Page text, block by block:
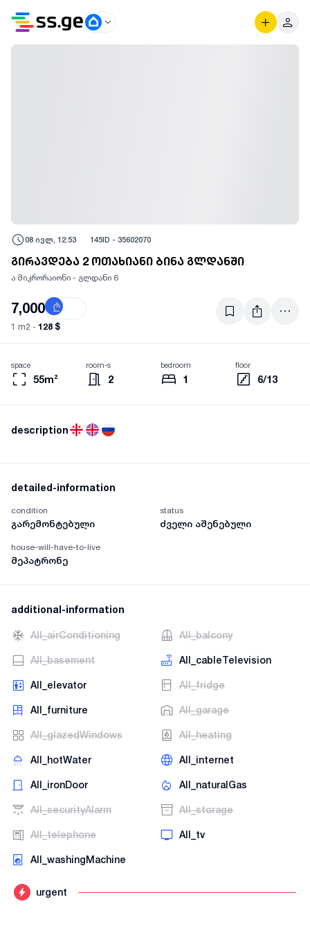
08 ივლ, 12:53 145ID - 35602070
გირავდება 2 ოთახიანი ბინა გლდანში
ა მიკრორაიონი - გლდანი 6
7,000 ₾
1 m2 - 128 $
55m²
space
2
room-s
1
bedroom
6/13
floor
description
detailed-information
condition
გარემონტებული
status
ძველი აშენებული
house-will-have-to-live
მეპატრონე
additional-information
AII_airConditioning AII_balcony
AII_basement AII_cableTelevision
AII_elevator AII_fridge
AII_furniture AII_garage
AII_glazedWindows AII_heating
AII_hotWater AII_internet
AII_ironDoor AII_naturalGas
AII_securityAlarm AII_storage
AII_telephone AII_tv
AII_washingMachine
urgent